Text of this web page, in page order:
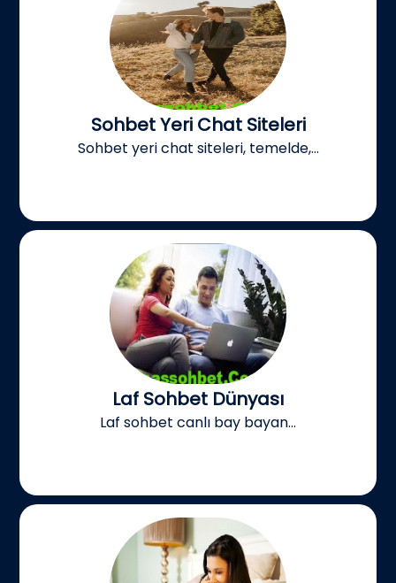
Sohbet Yeri Chat Siteleri
Sohbet yeri chat siteleri, temelde,...
Laf Sohbet Dünyası
Laf sohbet canlı bay bayan...